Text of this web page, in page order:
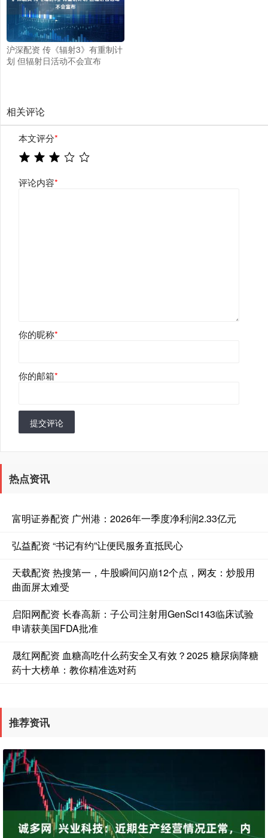
沪深配资 传《辐射3》有重制计
划 但辐射日活动不会宣布
相关评论
本文评分*
评论内容*
你的昵称*
你的邮箱*
提交评论
热点资讯
富明证券配资 广州港：2026年一季度净利润2.33亿元
弘益配资 “书记有约”让便民服务直抵民心
天载配资 热搜第一，牛股瞬间闪崩12个点，网友：炒股用
曲面屏太难受
启阳网配资 长春高新：子公司注射用GenSci143临床试验
申请获美国FDA批准
晟红网配资 血糖高吃什么药安全又有效？2025 糖尿病降糖
药十大榜单：教你精准选对药
推荐资讯